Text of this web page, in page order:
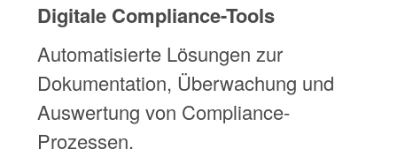
Digitale Compliance-Tools
Automatisierte Lösungen zur
Dokumentation, Überwachung und
Auswertung von Compliance-
Prozessen.